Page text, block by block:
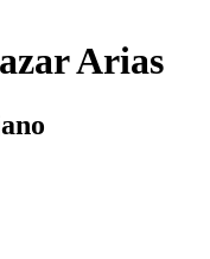
Arias